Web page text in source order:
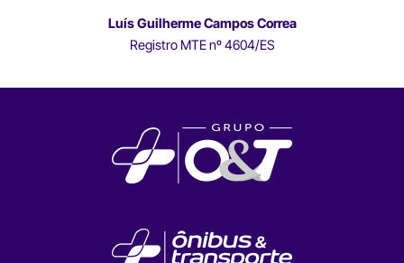
Luís Guilherme Campos Correa
Registro MTE nº 4604/ES